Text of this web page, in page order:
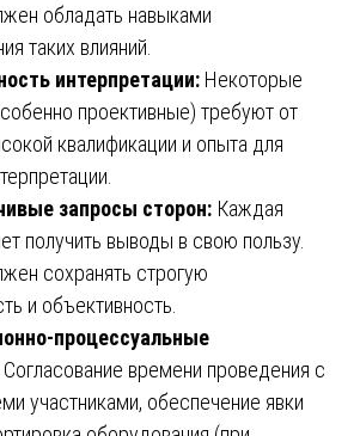
обладать навыками
таких влияний.
интерпретации: Некоторые
проективные) требуют от
квалификации и опыта для
запросы сторон: Каждая
получить выводы в свою пользу.
сохранять строгую
и объективность.
процессуальные
Согласование времени проведения с
участниками, обеспечение явки